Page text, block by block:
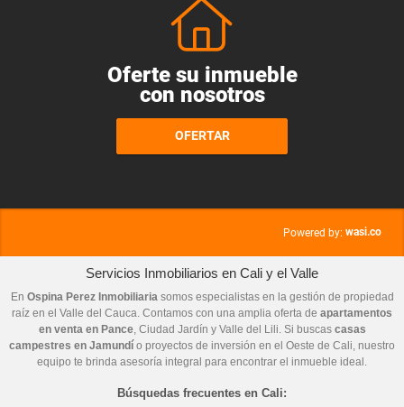
Oferte su inmueble
con nosotros
OFERTAR
Powered by: wasi.co
Servicios Inmobiliarios en Cali y el Valle
En Ospina Perez Inmobiliariasomos especialistas en la gestión de propiedad
raíz en el Valle del Cauca. Contamos con una amplia oferta de apartamentos
en venta en Pance, Ciudad Jardín y Valle del Lili. Si buscas casas
campestres en Jamundí o proyectos de inversión en el Oeste de Cali, nuestro
equipo te brinda asesoría integral para encontrar el inmueble ideal.
Búsquedas frecuentes en Cali: